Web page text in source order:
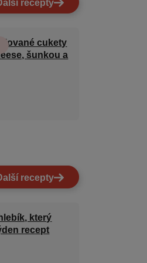
recepty
cukety
šunkou a
recepty
který
recept